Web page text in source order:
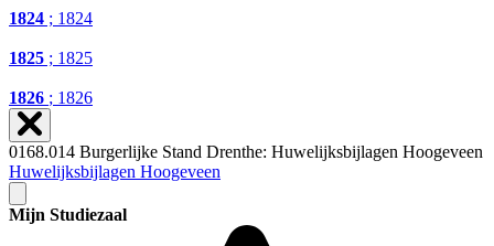
1824 ; 1824
1825 ; 1825
1826 ; 1826
0168.014 Burgerlijke Stand Drenthe: Huwelijksbijlagen Hoogeveen
Huwelijksbijlagen Hoogeveen
Mijn Studiezaal